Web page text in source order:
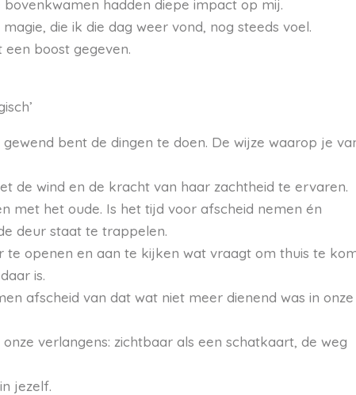
hadden diepe impact op mij.
die ik die dag weer vond, nog steeds voel.
boost gegeven.
bent de dingen te doen. De wijze waarop je
de wind en de kracht van haar zachtheid te ervaren.
met het oude. Is het tijd voor afscheid nemen én
deur staat te trappelen.
te openen en aan te kijken wat vraagt om thuis te
is.
afscheid van dat wat niet meer dienend was in onze
verlangens: zichtbaar als een schatkaart, de weg
jezelf.